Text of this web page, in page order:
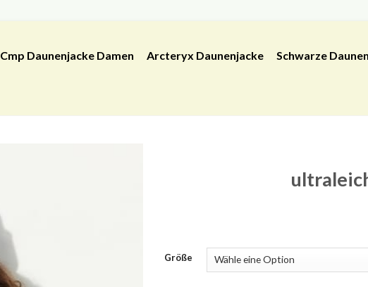
Cmp Daunenjacke Damen Arcteryx Daunenjacke Schwarze
Größe